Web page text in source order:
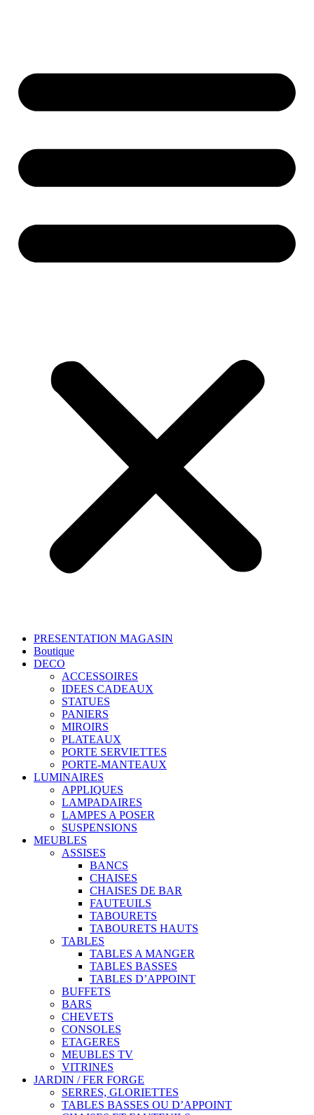
PRESENTATION MAGASIN
Boutique
DECO
ACCESSOIRES
IDEES CADEAUX
STATUES
PANIERS
MIROIRS
PLATEAUX
PORTE SERVIETTES
PORTE-MANTEAUX
LUMINAIRES
APPLIQUES
LAMPADAIRES
LAMPES A POSER
SUSPENSIONS
MEUBLES
ASSISES
BANCS
CHAISES
CHAISES DE BAR
FAUTEUILS
TABOURETS
TABOURETS HAUTS
TABLES
TABLES A MANGER
TABLES BASSES
TABLES D’APPOINT
BUFFETS
BARS
CHEVETS
CONSOLES
ETAGERES
MEUBLES TV
VITRINES
JARDIN / FER FORGE
SERRES, GLORIETTES
TABLES BASSES OU D’APPOINT